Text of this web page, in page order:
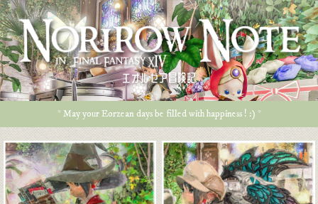
エオルゼア冒険記
* May your Eorzean days be filled with happiness ! :) *